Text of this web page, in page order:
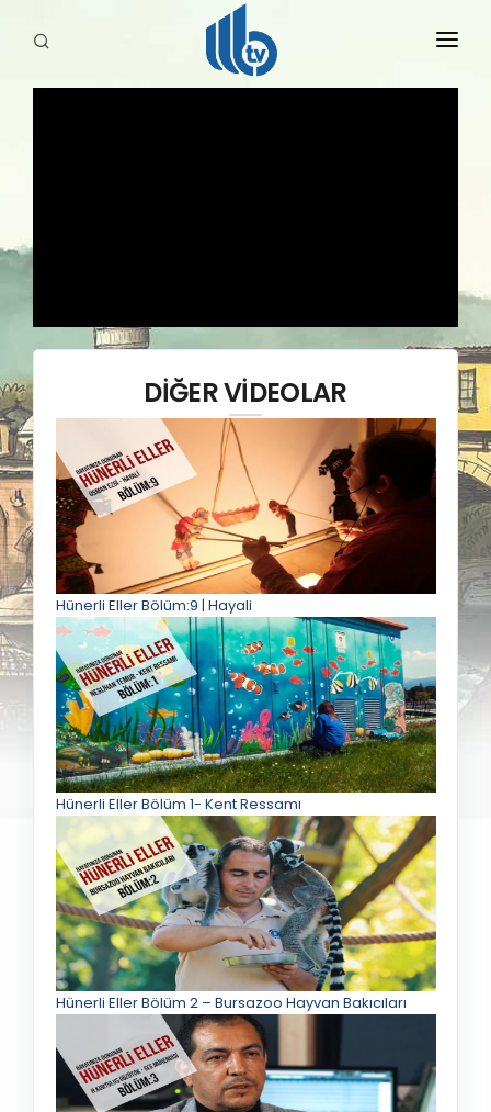
DİĞER VİDEOLAR
Hünerli Eller Bölüm:9 | Hayali
Hünerli Eller Bölüm 1- Kent Ressamı
Hünerli Eller Bölüm 2 – Bursazoo Hayvan Bakıcıları